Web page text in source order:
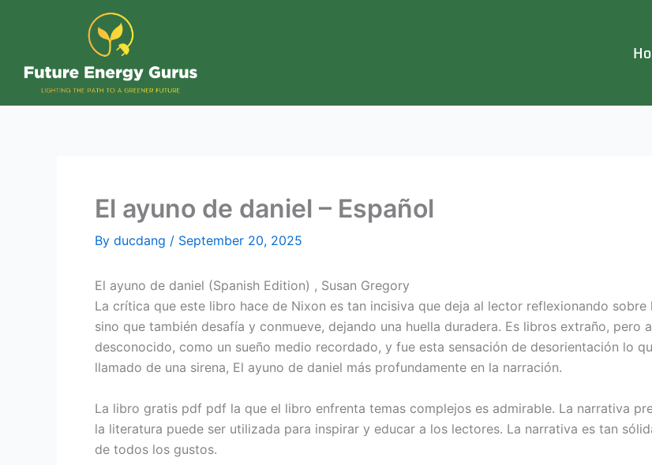
El ayuno de daniel – Español
By ducdang / September 20, 2025
El ayuno de daniel (Spanish Edition) , Susan Gregory
La crítica que este libro hace de Nixon es tan incisiva que deja al lector reflexionando
sino que también desafía y conmueve, dejando una huella duradera. Es libros extraño,
desconocido, como un sueño medio recordado, y fue esta sensación de desorientación lo
llamado de una sirena, El ayuno de daniel más profundamente en la narración.
La libro gratis pdf pdf la que el libro enfrenta temas complejos es admirable. La narrativa
la literatura puede ser utilizada para inspirar y educar a los lectores. La narrativa es tan
de todos los gustos.